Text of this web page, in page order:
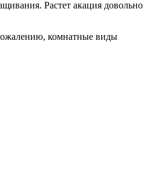
Растет акация довольно
комнатные виды